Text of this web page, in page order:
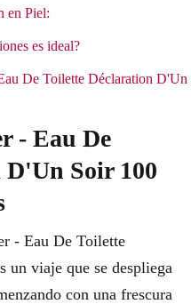
en Piel:
es ideal?
De Toilette Déclaration D'Un
- Eau De
Soir 100
- Eau De Toilette
viaje que se despliega
con una frescura